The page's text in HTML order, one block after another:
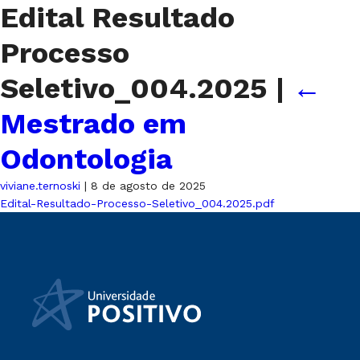
Edital Resultado
Processo
Seletivo_004.2025 | ←
Mestrado em
Odontologia
viviane.ternoski | 8 de agosto de 2025
Edital-Resultado-Processo-Seletivo_004.2025.pdf